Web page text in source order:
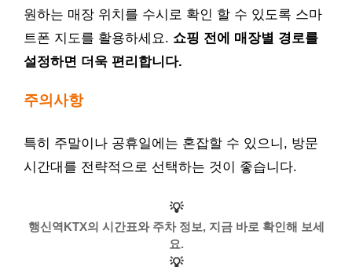
원하는 매장 위치를 수시로 확인 할 수 있도록 스마
트폰 지도를 활용하세요. 쇼핑 전에 매장별 경로를
설정하면 더욱 편리합니다.
주의사항
특히 주말이나 공휴일에는 혼잡할 수 있으니, 방문
시간대를 전략적으로 선택하는 것이 좋습니다.
💡
행신역KTX의 시간표와 주차 정보, 지금 바로 확인해 보세
요.
💡